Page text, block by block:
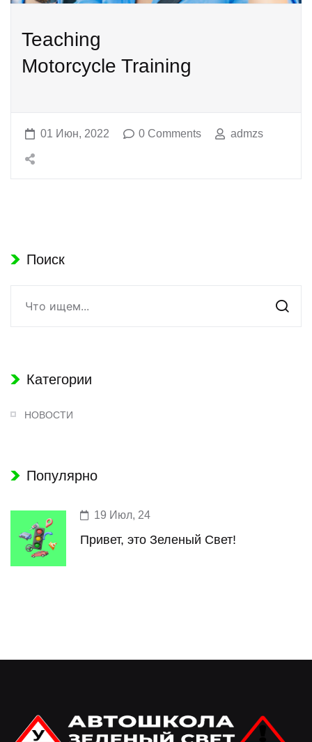
Teaching
Motorcycle Training
01 Июн, 2022 0 Comments admzs
Поиск
Категории
НОВОСТИ
Популярно
19 Июл, 24
Привет, это Зеленый Свет!